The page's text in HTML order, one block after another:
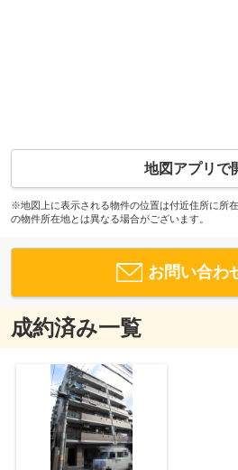
地図アプリで
※地図上に表示される物件の位置は付近住所に所
の物件所在地とは異なる場合がございます。
お問い合わ
成約済み一覧